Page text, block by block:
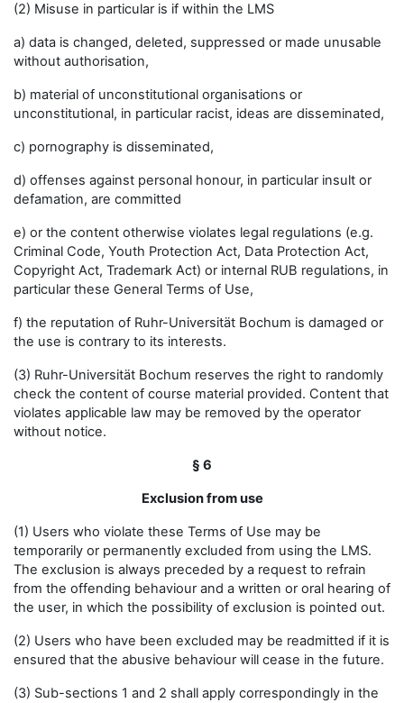
(2) Misuse in particular is if within the LMS
a) data is changed, deleted, suppressed or made unusable
without authorisation,
b) material of unconstitutional organisations or
unconstitutional, in particular racist, ideas are disseminated,
c) pornography is disseminated,
d) offenses against personal honour, in particular insult or
defamation, are committed
e) or the content otherwise violates legal regulations (e.g.
Criminal Code, Youth Protection Act, Data Protection Act,
Copyright Act, Trademark Act) or internal RUB regulations, in
particular these General Terms of Use,
f) the reputation of Ruhr-Universität Bochum is damaged or
the use is contrary to its interests.
(3) Ruhr-Universität Bochum reserves the right to randomly
check the content of course material provided. Content that
violates applicable law may be removed by the operator
without notice.
§ 6
Exclusion from use
(1) Users who violate these Terms of Use may be
temporarily or permanently excluded from using the LMS.
The exclusion is always preceded by a request to refrain
from the offending behaviour and a written or oral hearing of
the user, in which the possibility of exclusion is pointed out.
(2) Users who have been excluded may be readmitted if it is
ensured that the abusive behaviour will cease in the future.
(3) Sub-sections 1 and 2 shall apply correspondingly in the